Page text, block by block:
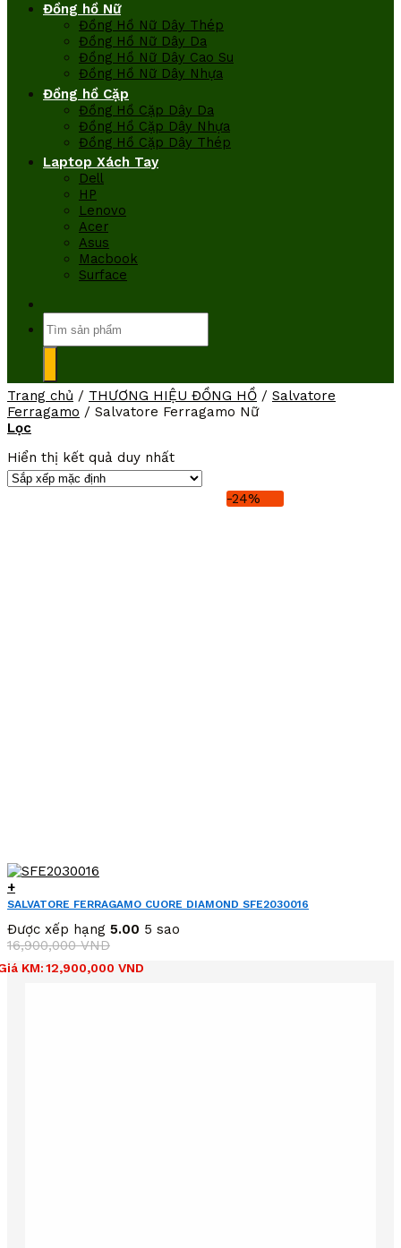
Đồng hồ Nữ
Đồng Hồ Nữ Dây Thép
Đồng Hồ Nữ Dây Da
Đồng Hồ Nữ Dây Cao Su
Đồng Hồ Nữ Dây Nhựa
Đồng hồ Cặp
Đồng Hồ Cặp Dây Da
Đồng Hồ Cặp Dây Nhựa
Đồng Hồ Cặp Dây Thép
Laptop Xách Tay
Dell
HP
Lenovo
Acer
Asus
Macbook
Surface
kiếm:
Trang chủ / THƯƠNG HIỆU ĐỒNG HỒ / Salvatore
Ferragamo / Salvatore Ferragamo Nữ
Lọc
Hiển thị kết quả duy nhất
-24%
+
SALVATORE FERRAGAMO CUORE DIAMOND SFE2030016
Được xếp hạng 5.00 5 sao
16,900,000VND
Giá
12,900,000 VND
GiáKM: